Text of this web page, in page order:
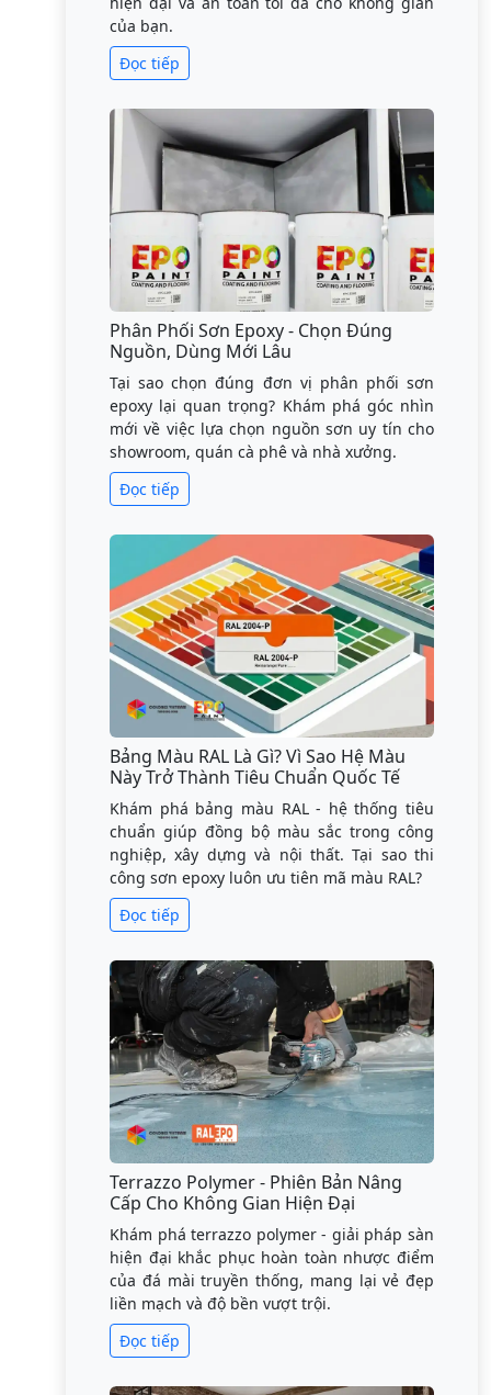
của bạn.
Đọc tiếp
Phân Phối Sơn Epoxy - Chọn Đúng
Nguồn, Dùng Mới Lâu
Tại sao chọn đúng đơn vị phân phối sơn
epoxy lại quan trọng? Khám phá góc nhìn
mới về việc lựa chọn nguồn sơn uy tín cho
showroom, quán cà phê và nhà xưởng.
Đọc tiếp
Bảng Màu RAL Là Gì? Vì Sao Hệ Màu
Này Trở Thành Tiêu Chuẩn Quốc Tế
Khám phá bảng màu RAL - hệ thống tiêu
chuẩn giúp đồng bộ màu sắc trong công
nghiệp, xây dựng và nội thất. Tại sao thi
công sơn epoxy luôn ưu tiên mã màu RAL?
Đọc tiếp
Terrazzo Polymer - Phiên Bản Nâng
Cấp Cho Không Gian Hiện Đại
Khám phá terrazzo polymer - giải pháp sàn
hiện đại khắc phục hoàn toàn nhược điểm
của đá mài truyền thống, mang lại vẻ đẹp
liền mạch và độ bền vượt trội.
Đọc tiếp